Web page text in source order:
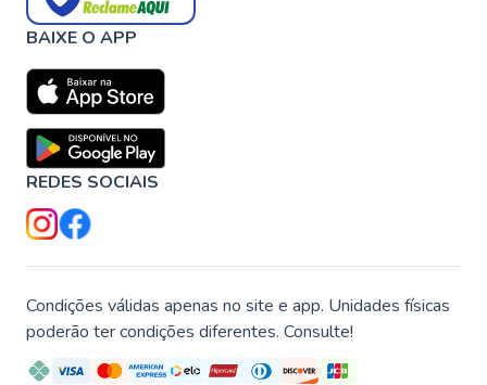
BAIXE O APP
REDES SOCIAIS
Condições válidas apenas no site e app. Unidades físicas
poderão ter condições diferentes. Consulte!